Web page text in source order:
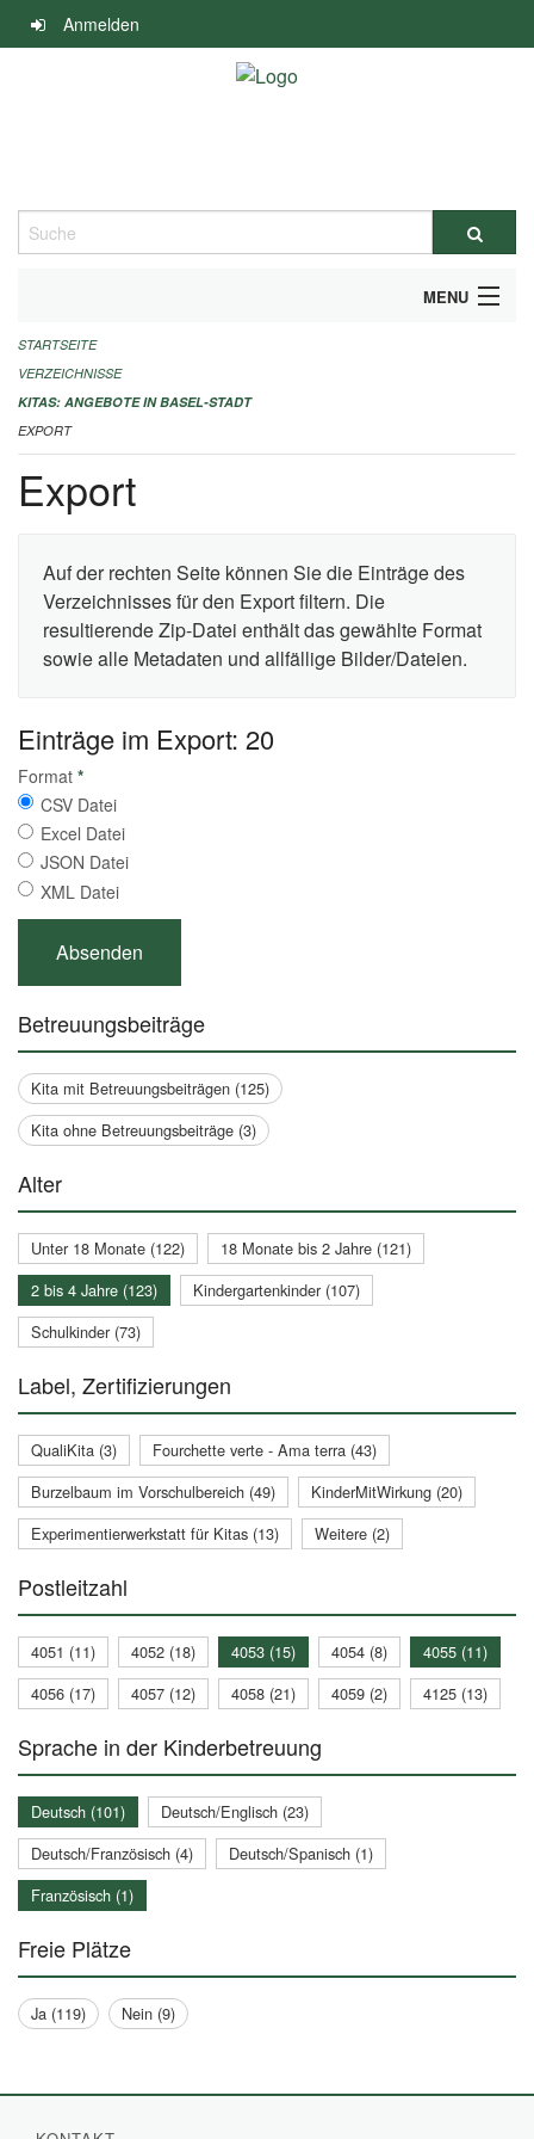
Navigation
überspringen
Anmelden
Suche
MENU
ALLGEMEINE INFORMATIONEN
IMPRESSUM
STARTSEITE
VERZEICHNISSE
KITAS: ANGEBOTE IN BASEL-STADT
EXPORT
Export
Auf der rechten Seite können Sie die Einträge des
Verzeichnisses für den Export filtern. Die
resultierende Zip-Datei enthält das gewählte Format
sowie alle Metadaten und allfällige Bilder/Dateien.
Einträge im Export: 20
Format *
CSV Datei
Excel Datei
JSON Datei
XML Datei
Betreuungsbeiträge
Kita mit Betreuungsbeiträgen (125)
Kita ohne Betreuungsbeiträge (3)
Alter
Unter 18 Monate (122)
18 Monate bis 2 Jahre (121)
2 bis 4 Jahre (123)
Kindergartenkinder (107)
Schulkinder (73)
Label, Zertifizierungen
QualiKita (3)
Fourchette verte - Ama terra (43)
Burzelbaum im Vorschulbereich (49)
KinderMitWirkung (20)
Experimentierwerkstatt für Kitas (13)
Weitere (2)
Postleitzahl
4051 (11) 4052 (18) 4053 (15) 4054 (8)
4055 (11)
4056 (17)
4057 (12) 4058 (21) 4059 (2) 4125 (13)
Sprache in der Kinderbetreuung
Deutsch (101)
Deutsch/Englisch (23)
Deutsch/Französisch (4)
Deutsch/Spanisch (1)
Französisch (1)
Freie Plätze
Ja (119) Nein (9)